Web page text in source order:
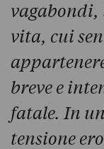
vita, cui
breve e
fatale. In
tensione